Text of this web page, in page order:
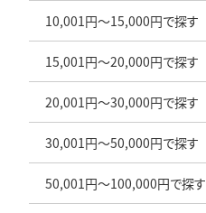
10,001円～15,000円で探す
15,001円～20,000円で探す
20,001円～30,000円で探す
30,001円～50,000円で探す
50,001円～100,000円で探す